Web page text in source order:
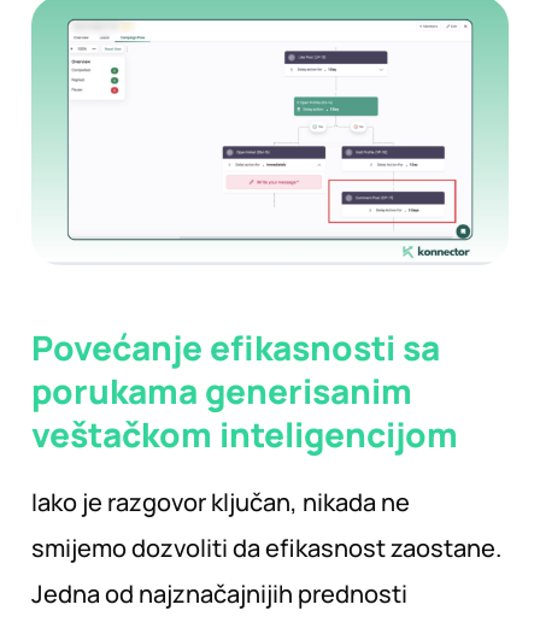
Povećanje efikasnosti sa
porukama generisanim
veštačkom inteligencijom
Iako je razgovor ključan, nikada ne
smijemo dozvoliti da efikasnost zaostane.
Jedna od najznačajnijih prednosti